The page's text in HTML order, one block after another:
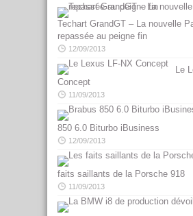
Techart GrandGT – La nouvelle
repassée au peigne fin
12/09/2013
Le
Concept
11/09/2013
850 6.0 Biturbo iBusiness
12/09/2013
faits saillants de la Porsche 918
11/09/2013